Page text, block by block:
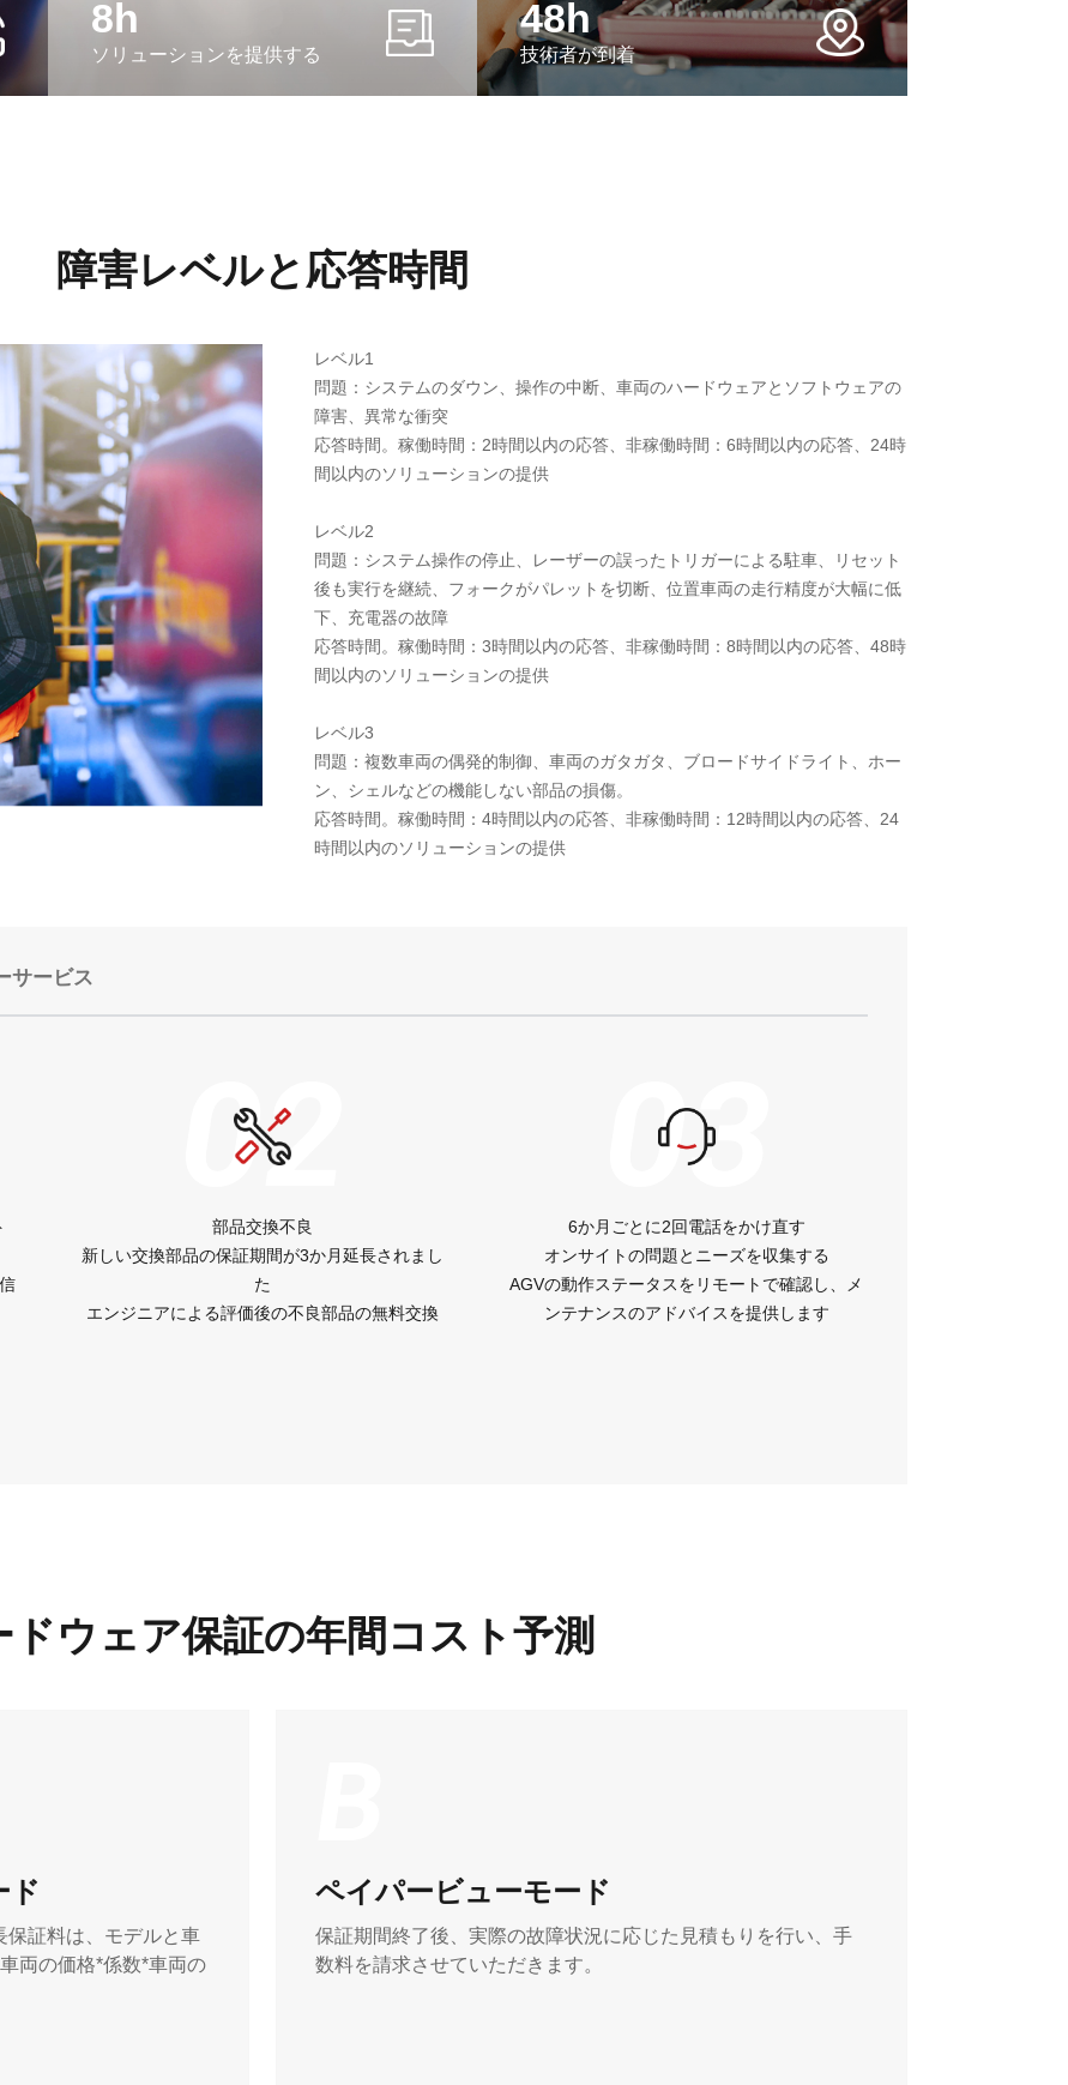
8h
ソリューションを提供する
48h
技術者が到着
障害レベルと応答時間
レベル1
問題：システムのダウン、操作の中断、車両のハードウェアとソフトウェアの
障害、異常な衝突
応答時間。稼働時間：2時間以内の応答、非稼働時間：6時間以内の応答、24時
間以内のソリューションの提供
レベル2
問題：システム操作の停止、レーザーの誤ったトリガーによる駐車、リセット
後も実行を継続、フォークがパレットを切断、位置車両の走行精度が大幅に低
下、充電器の故障
応答時間。稼働時間：3時間以内の応答、非稼働時間：8時間以内の応答、48時
間以内のソリューションの提供
レベル3
問題：複数車両の偶発的制御、車両のガタガタ、ブロードサイドライト、ホー
ン、シェルなどの機能しない部品の損傷。
応答時間。稼働時間：4時間以内の応答、非稼働時間：12時間以内の応答、24
時間以内のソリューションの提供
サービス
02
部品交換不良
新しい交換部品の保証期間が3か月延長されまし
た
エンジニアによる評価後の不良部品の無料交換
03
6か月ごとに2回電話をかけ直す
オンサイトの問題とニーズを収集する
AGVの動作ステータスをリモートで確認し、メ
ンテナンスのアドバイスを提供します
ドウェア保証の年間コスト予測
ド
保証料は、モデルと車
両の価格*係数*車両の
ペイパービューモード
保証期間終了後、実際の故障状況に応じた見積もりを行い、手
数料を請求させていただきます。